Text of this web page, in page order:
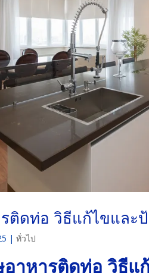
ติดท่อ วิธีแก้ไขและ
| ทั่วไป
าหารติดท่อ วิธี